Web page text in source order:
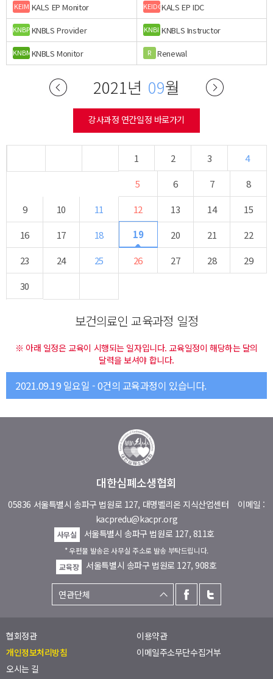
KEIM KALS EP Monitor KEIDCKALS EP IDC
KNBPKNBLS Provider KNBI KNBLS Instructor
KNBMKNBLS Monitor R Renewal
2021년 09월
강사과정 연간일정 바로가기
1 2 3
4
5
6 7
8
9
10 11 12 13 14
15
16
17 18 19 20 21
22
23
24 25 26 27 28
29
30
보건의료인 교육과정 일정
※ 아래 일정은 교육이 시행되는 일자입니다. 교육일정이 해당하는 달의
달력을 보셔야 합니다.
2021.09.19 일요일 - 0건의 교육과정이 있습니다.
대한심폐소생협회
05836 서울특별시 송파구 법원로 127, 대명벨리온 지식산업센터 이메일 :
kacpredu@kacpr.org
사무실 서울특별시 송파구 법원로 127, 811호
* 우편물 발송은 사무실 주소로 발송 부탁드립니다.
교육장
서울특별시 송파구 법원로 127, 908호
협회정관
이용약관
개인정보처리방침
이메일주소무단수집거부
오시는 길